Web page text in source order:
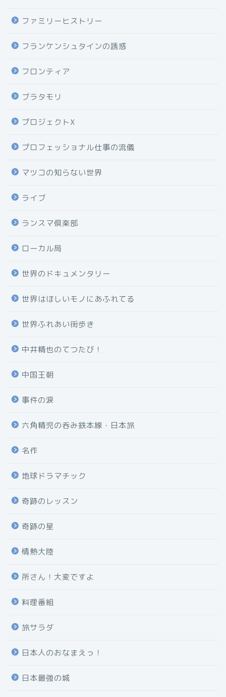
ファミリーヒストリー
フランケンシュタインの誘惑
フロンティア
ブラタモリ
プロジェクトX
プロフェッショナル仕事の流儀
マツコの知らない世界
ライブ
ランスマ倶楽部
ローカル局
世界のドキュメンタリー
世界はほしいモノにあふれてる
世界ふれあい街歩き
中井精也のてつたび！
中国王朝
事件の涙
六角精児の呑み鉄本線・日本旅
名作
地球ドラマチック
奇跡のレッスン
奇跡の星
情熱大陸
所さん！大変ですよ
料理番組
旅サラダ
日本人のおなまえっ！
日本最強の城